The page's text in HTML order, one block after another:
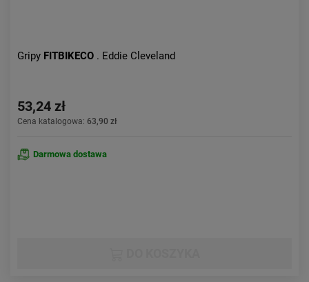
Gripy FITBIKECO . Eddie Cleveland
53,24 zł
Cena katalogowa: 63,90 zł
Darmowa dostawa